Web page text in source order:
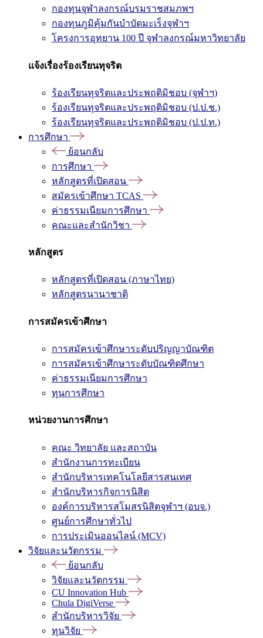
กองทุนจุฬาลงกรณ์บรมราชสมภพฯ
กองทุนภูมิคุ้มกันบำบัดมะเร็งจุฬาฯ
โครงการอุทยาน 100 ปี จุฬาลงกรณ์มหาวิทยาลัย
แจ้งเรื่องร้องเรียนทุจริต
ร้องเรียนทุจริตและประพฤติมิชอบ (จุฬาฯ)
ร้องเรียนทุจริตและประพฤติมิชอบ (ป.ป.ช.)
ร้องเรียนทุจริตและประพฤติมิชอบ (ป.ป.ท.)
การศึกษา
ย้อนกลับ
การศึกษา
หลักสูตรที่เปิดสอน
สมัครเข้าศึกษา TCAS
ค่าธรรมเนียมการศึกษา
คณะและสำนักวิชา
หลักสูตร
หลักสูตรที่เปิดสอน (ภาษาไทย)
หลักสูตรนานาชาติ
การสมัครเข้าศึกษา
การสมัครเข้าศึกษาระดับปริญญาบัณฑิต
การสมัครเข้าศึกษาระดับบัณฑิตศึกษา
ค่าธรรมเนียมการศึกษา
ทุนการศึกษา
หน่วยงานการศึกษา
คณะ วิทยาลัย และสถาบัน
สำนักงานการทะเบียน
สำนักบริหารเทคโนโลยีสารสนเทศ
สำนักบริหารกิจการนิสิต
องค์การบริหารสโมสรนิสิตจุฬาฯ (อบจ.)
ศูนย์การศึกษาทั่วไป
การประเมินออนไลน์ (MCV)
วิจัยและนวัตกรรม
ย้อนกลับ
วิจัยและนวัตกรรม
CU Innovation Hub
Chula DigiVerse
สำนักบริหารวิจัย
ทุนวิจัย